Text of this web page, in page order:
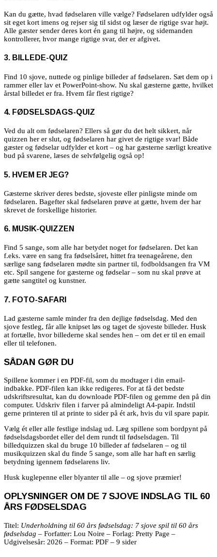
Kan du gætte, hvad fødselaren ville vælge? Fødselaren udfylder også
sit eget kort imens og rejser sig til sidst og læser de rigtige svar højt.
Alle gæster sender deres kort én gang til højre, og sidemanden
kontrollerer, hvor mange rigtige svar, der er afgivet.
3. BILLEDE-QUIZ
Find 10 sjove, nuttede og pinlige billeder af fødselaren. Sæt dem op i
rammer eller lav et PowerPoint-show. Nu skal gæsterne gætte, hvilket
årstal billedet er fra. Hvem får flest rigtige?
4. FØDSELSDAGS-QUIZ
Ved du alt om fødselaren? Ellers så gør du det helt sikkert, når
quizzen her er slut, og fødselaren har givet de rigtige svar! Både
gæster og fødselar udfylder et kort – og har gæsterne særligt kreative
bud på svarene, læses de selvfølgelig også op!
5. HVEM ER JEG?
Gæsterne skriver deres bedste, sjoveste eller pinligste minde om
fødselaren. Bagefter skal fødselaren prøve at gætte, hvem der har
skrevet de forskellige historier.
6. MUSIK-QUIZZEN
Find 5 sange, som alle har betydet noget for fødselaren. Det kan
f.eks. være en sang fra fødselsåret, hittet fra teenageårene, den
særlige sang fødselaren mødte sin partner til, fodboldsangen fra VM
etc. Spil sangene for gæsterne og fødselar – som nu skal prøve at
gætte sangtitel og kunstner.
7. FOTO-SAFARI
Lad gæsterne samle minder fra den dejlige fødselsdag. Med den
sjove festleg, får alle knipset løs og taget de sjoveste billeder. Husk
at fortælle, hvor billederne skal sendes hen – om det er til en email
eller til telefonen.
SÅDAN GØR DU
Spillene kommer i en PDF-fil, som du modtager i din email-
indbakke. PDF-filen kan ikke redigeres. For at få det bedste
udskriftsresultat, kan du downloade PDF-filen og gemme den på din
computer. Udskriv filen i farver på almindeligt A4-papir. Indstil
gerne printeren til at printe to sider på ét ark, hvis du vil spare papir.
Vælg ét eller alle festlige indslag ud. Læg spillene som bordpynt på
fødselsdagsbordet eller del dem rundt til fødselsdagen. Til
billedquizzen skal du bruge 10 billeder af fødselaren – og til
musikquizzen skal du finde 5 sange, som alle har haft en særlig
betydning igennem fødselarens liv.
Husk kuglepenne eller blyanter til alle – og sjove præmier!
OPLYSNINGER OM DE 7 SJOVE INDSLAG TIL 60
ÅRS FØDSELSDAG
Titel: Underholdning til 60 års fødselsdag: 7 sjove spil til 60 års
fødselsdag – Forfatter: Lou Noire – Forlag: Pretty Page –
Udgivelsesår: 2026 – Format: PDF – 9 sider